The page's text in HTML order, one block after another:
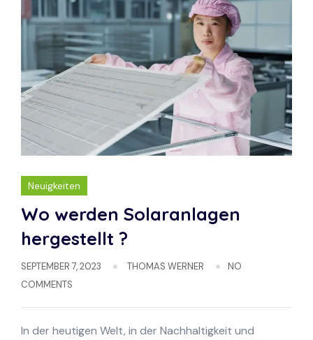
Neuigkeiten
Wo werden Solaranlagen
hergestellt ?
SEPTEMBER 7, 2023 THOMAS WERNER
NO
COMMENTS
In der heutigen Welt, in der Nachhaltigkeit und